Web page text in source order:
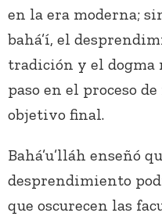
en la era moderna;
bahá’í, el
tradición y el dogma
paso en el proceso
objetivo final.
Bahá’u’lláh enseñó
desprendimiento
que oscurecen las